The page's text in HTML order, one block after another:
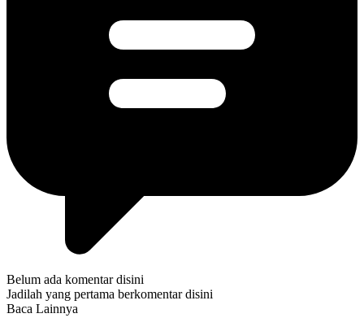
Belum ada komentar disini
Jadilah yang pertama berkomentar disini
Baca Lainnya